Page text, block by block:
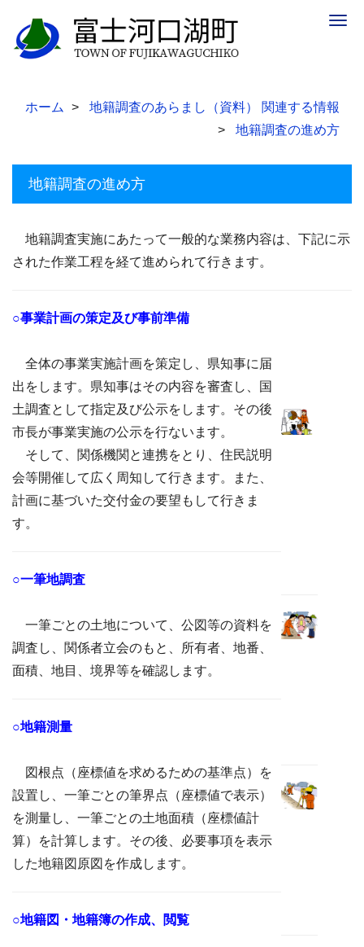
ホーム
地籍調査のあらまし（資料） 関連する情報
地籍調査の進め方
地籍調査の進め方
地籍調査実施にあたって一般的な業務内容は、下記に示
された作業工程を経て進められて行きます。
○事業計画の策定及び事前準備
全体の事業実施計画を策定し、県知事に届
出をします。県知事はその内容を審査し、国
土調査として指定及び公示をします。その後
市長が事業実施の公示を行ないます。
そして、関係機関と連携をとり、住民説明
会等開催して広く周知して行きます。また、
計画に基づいた交付金の要望もして行きま
す。
○一筆地調査
一筆ごとの土地について、公図等の資料を
調査し、関係者立会のもと、所有者、地番、
面積、地目、境界等を確認します。
○地籍測量
図根点（座標値を求めるための基準点）を
設置し、一筆ごとの筆界点（座標値で表示）
を測量し、一筆ごとの土地面積（座標値計
算）を計算します。その後、必要事項を表示
した地籍図原図を作成します。
○地籍図・地籍簿の作成、閲覧